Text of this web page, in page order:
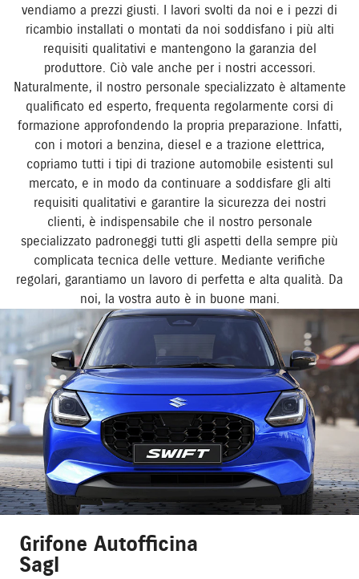
vendiamo a prezzi giusti. I lavori svolti da noi e i pezzi di
ricambio installati o montati da noi soddisfano i più alti
requisiti qualitativi e mantengono la garanzia del
produttore. Ciò vale anche per i nostri accessori.
Naturalmente, il nostro personale specializzato è altamente
qualificato ed esperto, frequenta regolarmente corsi di
formazione approfondendo la propria preparazione. Infatti,
con i motori a benzina, diesel e a trazione elettrica,
copriamo tutti i tipi di trazione automobile esistenti sul
mercato, e in modo da continuare a soddisfare gli alti
requisiti qualitativi e garantire la sicurezza dei nostri
clienti, è indispensabile che il nostro personale
specializzato padroneggi tutti gli aspetti della sempre più
complicata tecnica delle vetture. Mediante verifiche
regolari, garantiamo un lavoro di perfetta e alta qualità. Da
noi, la vostra auto è in buone mani.
Grifone Autofficina
Sagl